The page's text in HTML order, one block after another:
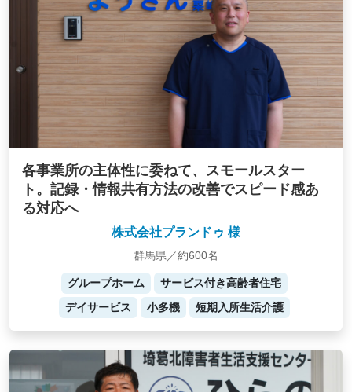
各事業所の主体性に委ねて、スモールスター
ト。記録・情報共有方法の改善でスピード感あ
る対応へ
株式会社プランドゥ 様
群馬県／約600名
グループホーム
サービス付き高齢者住宅
デイサービス
小多機 短期入所生活介護